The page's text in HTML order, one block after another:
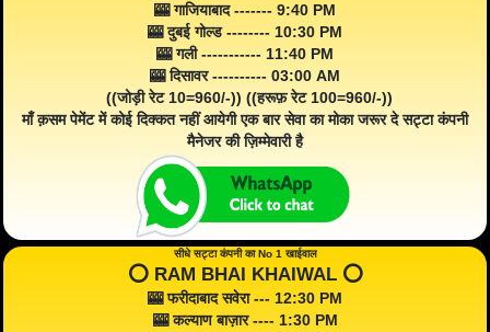
🎰 गाजियाबाद ------- 9:40 PM
🎰 दुबई गोल्ड -------- 10:30 PM
🎰 गली ----------- 11:40 PM
🎰 दिसावर ---------- 03:00 AM
((जोड़ी रेट 10=960/-)) ((हरूफ़ रेट 100=960/-))
माँ क़सम पेमेंट में कोई दिक्कत नहीं आयेगी एक बार सेवा का मोका जरूर दे सट्टा कंपनी
मैनेजर की ज़िम्मेवारी है
सीधे सट्टा कंपनी का No 1 खाईवाल
⭕️ RAM BHAI KHAIWAL ⭕️
🎰 फरीदाबाद सवेरा --- 12:30 PM
🎰 कल्याण बाज़ार ---- 1:30 PM